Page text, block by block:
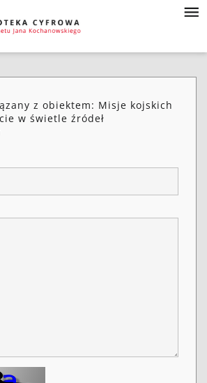
z obiektem: Misje kojskich
w świetle źródeł